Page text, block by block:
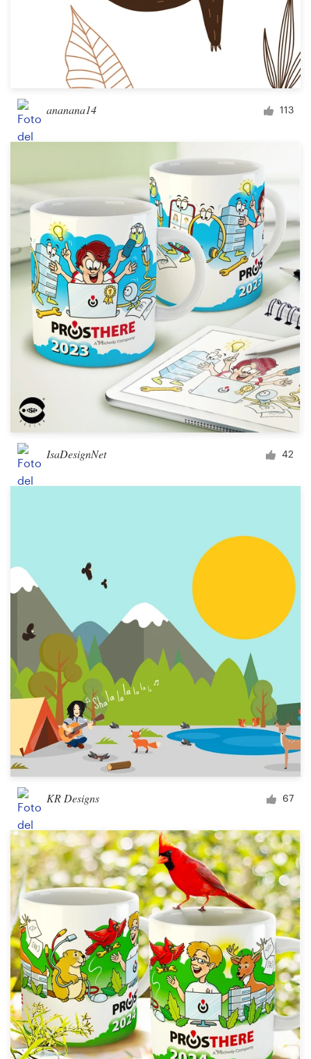
ananana14 113
IsaDesignNet 42
KR Designs 67